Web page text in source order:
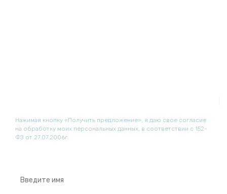
Нажимая кнопку «Получить предложение», я даю свое согласие
на обработку моих персональных данных, в соответствии с 152-
ФЗ от 27.07.2006г.